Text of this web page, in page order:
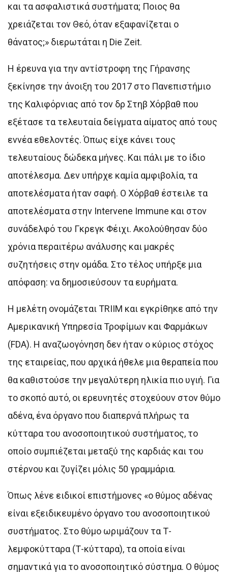
και τα ασφαλιστικά συστήματα; Ποιος θα
χρειάζεται τον Θεό, όταν εξαφανίζεται ο
θάνατος;» διερωτάται η Die Zeit.
Η έρευνα για την αντίστροφη της Γήρανσης
ξεκίνησε την άνοιξη του 2017 στο Πανεπιστήμιο
της Καλιφόρνιας από τον δρ Στηβ Χόρβαθ που
εξέτασε τα τελευταία δείγματα αίματος από τους
εννέα εθελοντές. Όπως είχε κάνει τους
τελευταίους δώδεκα μήνες. Και πάλι με το ίδιο
αποτέλεσμα. Δεν υπήρχε καμία αμφιβολία, τα
αποτελέσματα ήταν σαφή. Ο Χόρβαθ έστειλε τα
αποτελέσματα στην Intervene Immune και στον
συνάδελφό του Γκρεγκ Φέιχι. Ακολούθησαν δύο
χρόνια περαιτέρω ανάλυσης και μακρές
συζητήσεις στην ομάδα. Στο τέλος υπήρξε μια
απόφαση: να δημοσιεύσουν τα ευρήματα.
Η μελέτη ονομάζεται TRIIM και εγκρίθηκε από την
Αμερικανική Υπηρεσία Τροφίμων και Φαρμάκων
(FDA). Η αναζωογόνηση δεν ήταν ο κύριος στόχος
της εταιρείας, που αρχικά ήθελε μια θεραπεία που
θα καθιστούσε την μεγαλύτερη ηλικία πιο υγιή. Για
το σκοπό αυτό, οι ερευνητές στοχεύουν στον θύμο
αδένα, ένα όργανο που διαπερνά πλήρως τα
κύτταρα του ανοσοποιητικού συστήματος, το
οποίο συμπιέζεται μεταξύ της καρδιάς και του
στέρνου και ζυγίζει μόλις 50 γραμμάρια.
Όπως λένε ειδικοί επιστήμονες «ο θύμος αδένας
είναι εξειδικευμένο όργανο του ανοσοποιητικού
συστήματος. Στο θύμο ωριμάζουν τα Τ-
λεμφοκύτταρα (Τ-κύτταρα), τα οποία είναι
σημαντικά για το ανοσοποιητικό σύστημα. Ο θύμος